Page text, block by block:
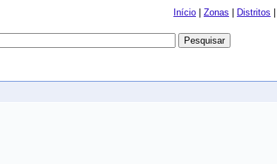
Início Zonas Distritos